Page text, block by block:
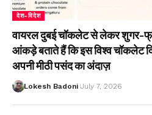
देश-विदेश
वायरल दुबई चॉकलेट से लेकर शुगर-
आंकड़े बताते हैं कि इस विश्व चॉकलेट
अपनी मीठी पसंद का अंदाज़
Lokesh Badoni July 7, 2026